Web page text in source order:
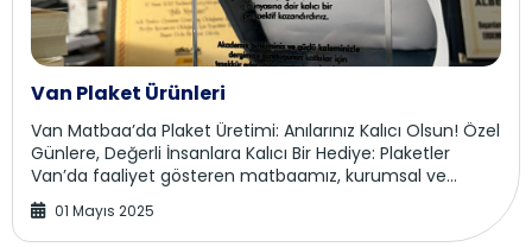
Van Plaket Ürünleri
Van Matbaa’da Plaket Üretimi: Anılarınız Kalıcı Olsun! Özel
Günlere, Değerli İnsanlara Kalıcı Bir Hediye: Plaketler
Van’da faaliyet gösteren matbaamız, kurumsal ve
bireysel plaket talepleriniz için ka...
01 Mayıs 2025